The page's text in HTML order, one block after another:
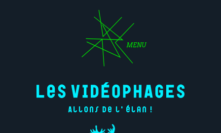
MENU
Allons de l'élan !